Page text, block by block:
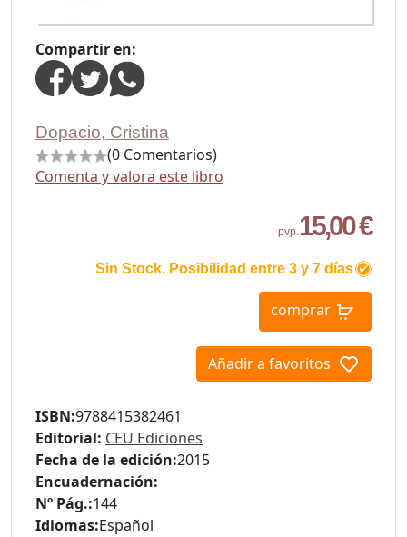
Compartir en:
Dopacio, Cristina
(0 Comentarios)
Comenta y valora este libro
pvp. 15,00 €
Sin Stock. Posibilidad entre 3 y 7 días
comprar
Añadir a favoritos
ISBN:9788415382461
Editorial: CEU Ediciones
Fecha de la edición:2015
Encuadernación:
Nº Pág.:144
Idiomas:Español